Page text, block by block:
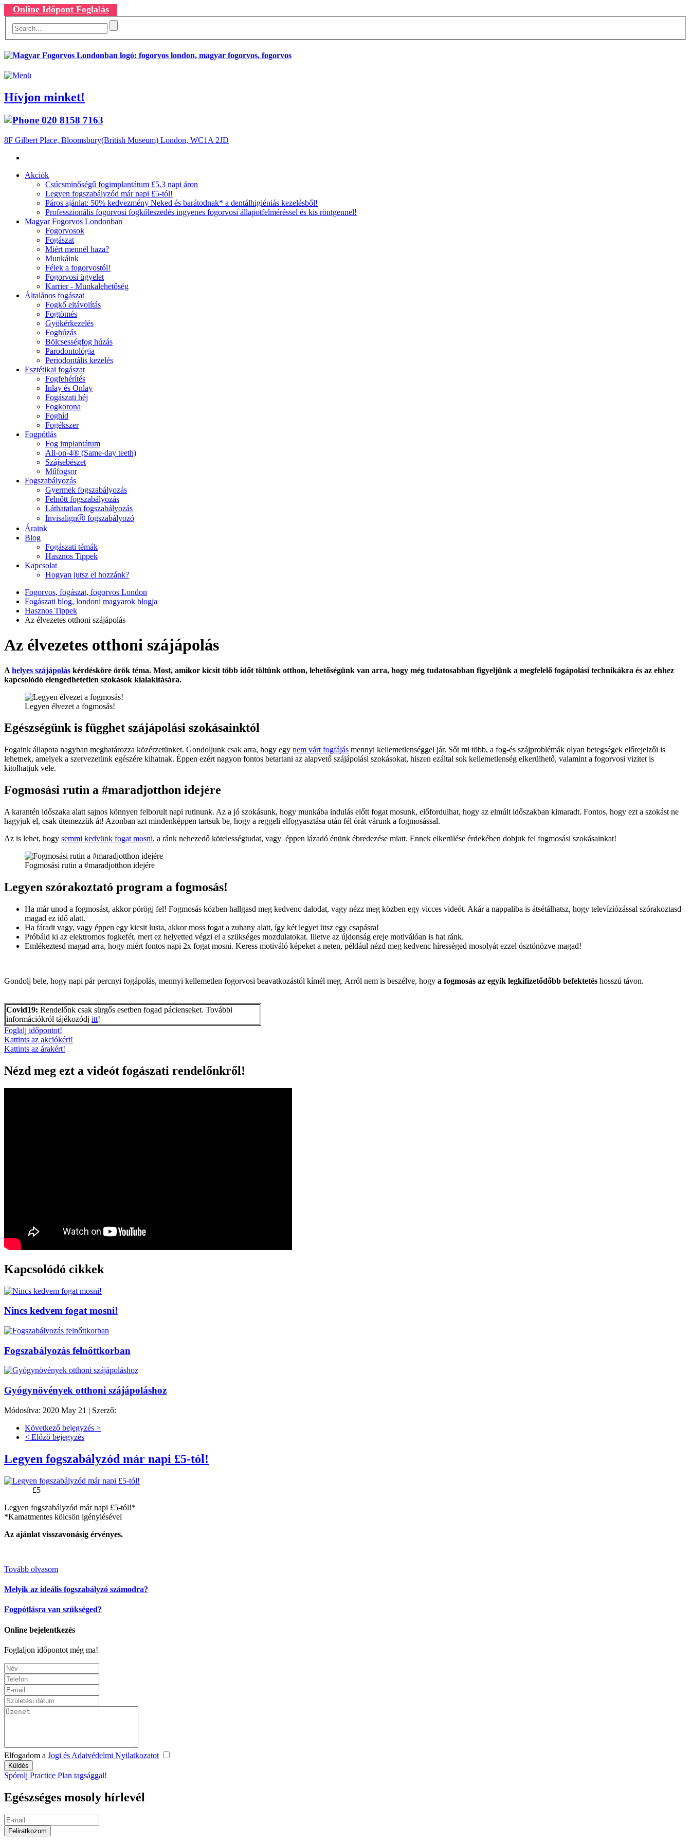
Online Időpont Foglalás
Hívjon minket!
020 8158 7163
8F Gilbert Place, Bloomsbury(British Museum) London, WC1A 2JD
Akciók
Csúcsminőségű fogimplantátum £5.3 napi áron
Legyen fogszabályzód már napi £5-tól!
Páros ajánlat: 50% kedvezmény Neked és barátodnak* a dentálhigiéniás kezelésből!
Professzionális fogorvosi fogkőleszedés ingyenes fogorvosi állapotfelméréssel és kis röntgennel!
Magyar Fogorvos Londonban
Fogorvosok
Fogászat
Miért mennél haza?
Munkáink
Félek a fogorvostól!
Fogorvosi ügyelet
Karrier - Munkalehetőség
Általános fogászat
Fogkő eltávolítás
Fogtömés
Gyökérkezelés
Foghúzás
Bölcsességfog húzás
Parodontológia
Periodontális kezelés
Esztétikai fogászat
Fogfehérítés
Inlay és Onlay
Fogászati héj
Fogkorona
Foghíd
Fogékszer
Fogpótlás
Fog implantátum
All-on-4® (Same-day teeth)
Szájsebészet
Műfogsor
Fogszabályozás
Gyermek fogszabályozás
Felnőtt fogszabályozás
Láthatatlan fogszabályozás
InvisalignⓇ fogszabályozó
Áraink
Blog
Fogászati témák
Hasznos Tippek
Kapcsolat
Hogyan jutsz el hozzánk?
Fogorvos, fogászat, fogorvos London
Fogászati blog, londoni magyarok blogja
Hasznos Tippek
Az élvezetes otthoni szájápolás
Az élvezetes otthoni szájápolás
A helyes szájápolás kérdésköre örök téma. Most, amikor kicsit több időt töltünk otthon, lehetőségünk van arra, hogy még tudatosabban figyeljünk a megfelelő fogápolási technikákra és az ehhez
kapcsolódó elengedhetetlen szokások kialakítására.
Legyen élvezet a fogmosás!
Egészségünk is függhet szájápolási szokásainktól
Fogaink állapota nagyban meghatározza közérzetünket. Gondoljunk csak arra, hogy egy nem várt fogfájás mennyi kellemetlenséggel jár. Sőt mi több, a fog-és szájproblémák olyan betegségek előrejelzői is
lehetnek, amelyek a szervezetünk egészére kihatnak. Éppen ezért nagyon fontos betartani az alapvető szájápolási szokásokat, hiszen ezáltal sok kellemetlenség elkerülhető, valamint a fogorvosi vizitet is
kitolhatjuk vele.
Fogmosási rutin a #maradjotthon idejére
A karantén időszaka alatt sajnos könnyen felborult napi rutinunk. Az a jó szokásunk, hogy munkába indulás előtt fogat mosunk, előfordulhat, hogy az elmúlt időszakban kimaradt. Fontos, hogy ezt a szokást ne
hagyjuk el, csak ütemezzük át! Azonban azt mindenképpen tartsuk be, hogy a reggeli elfogyasztása után fél órát várunk a fogmosással.
Az is lehet, hogy semmi kedvünk fogat mosni, a ránk nehezedő kötelességtudat, vagy éppen lázadó énünk ébredezése miatt. Ennek elkerülése érdekében dobjuk fel fogmosási szokásainkat!
Fogmosási rutin a #maradjotthon idejére
Legyen szórakoztató program a fogmosás!
Ha már unod a fogmosást, akkor pörögj fel! Fogmosás közben hallgasd meg kedvenc dalodat, vagy nézz meg közben egy vicces videót. Akár a nappaliba is átsétálhatsz, hogy televíziózással szórakoztasd
magad ez idő alatt.
Ha fáradt vagy, vagy éppen egy kicsit lusta, akkor moss fogat a zuhany alatt, így két legyet ütsz egy csapásra!
Próbáld ki az elektromos fogkefét, mert ez helyetted végzi el a szükséges mozdulatokat. Illetve az újdonság ereje motiválóan is hat ránk.
Emlékeztesd magad arra, hogy miért fontos napi 2x fogat mosni. Keress motiváló képeket a neten, például nézd meg kedvenc hírességed mosolyát ezzel ösztönözve magad!
Gondolj bele, hogy napi pár percnyi fogápolás, mennyi kellemetlen fogorvosi beavatkozástól kímél meg. Arról nem is beszélve, hogy a fogmosás az egyik legkifizetődőbb befektetés hosszú távon.
Covid19: Rendelőnk csak sürgős esetben fogad pácienseket. További
információkról tájékozódj itt!
Foglalj időpontot!
Kattints az akciókért!
Kattints az árakért!
Nézd meg ezt a videót fogászati rendelőnkről!
Kapcsolódó cikkek
Nincs kedvem fogat mosni!
Fogszabályozás felnőttkorban
Gyógynövények otthoni szájápoláshoz
Módosítva: 2020 May 21 | Szerző:
Következő bejegyzés >
< Előző bejegyzés
Legyen fogszabályzód már napi £5-tól!
£5
Legyen fogszabályzód már napi £5-tól!*
*Kamatmentes kölcsön igénylésével
Az ajánlat visszavonásig érvényes.
Tovább olvasom
Melyik az ideális fogszabályzó számodra?
Fogpótlásra van szükséged?
Online bejelentkezés
Foglaljon időpontot még ma!
Elfogadom a Jogi és Adatvédelmi Nyilatkozatot
Spórolj Practice Plan tagsággal!
Egészséges mosoly hírlevél